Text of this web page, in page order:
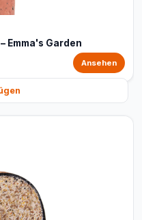
Emma's Garden
Ansehen